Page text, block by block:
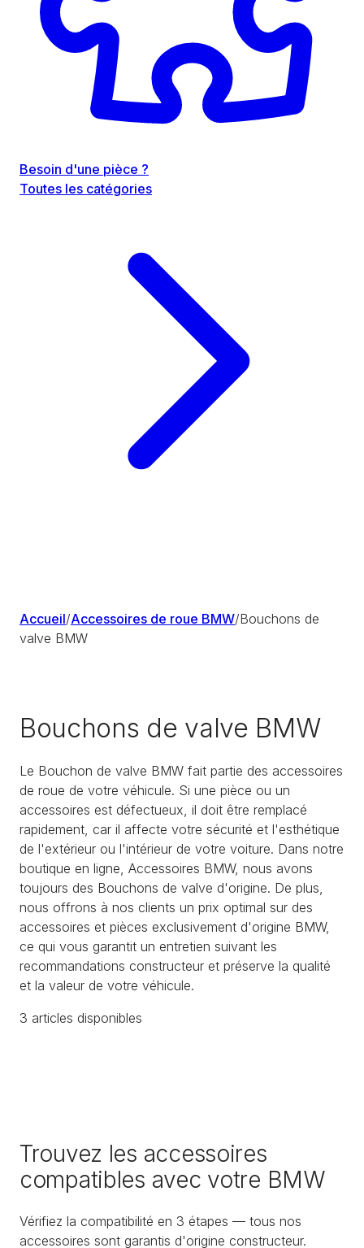
Besoin d'une pièce ?
Toutes les catégories
Accueil/Accessoires de roue BMW/Bouchons de
valve BMW
Bouchons de valve BMW
Le Bouchon de valve BMW fait partie des accessoires
de roue de votre véhicule. Si une pièce ou un
accessoires est défectueux, il doit être remplacé
rapidement, car il affecte votre sécurité et l'esthétique
de l'extérieur ou l'intérieur de votre voiture. Dans notre
boutique en ligne, Accessoires BMW, nous avons
toujours des Bouchons de valve d'origine. De plus,
nous offrons à nos clients un prix optimal sur des
accessoires et pièces exclusivement d'origine BMW,
ce qui vous garantit un entretien suivant les
recommandations constructeur et préserve la qualité
et la valeur de votre véhicule.
3 articles disponibles
Trouvez les accessoires
compatibles avec votre BMW
Vérifiez la compatibilité en 3 étapes — tous nos
accessoires sont garantis d'origine constructeur.